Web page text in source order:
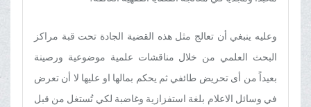
وعلیه ینبغي أن تعالج مثل هذه القضیة الجادة تحت قبة مراکز
البحث العلمي من خلال مناقشات علمیة موضوعیة ورصینة
بعیداً من أی تحریض طائفي ثم یحکم بمالها او علیها لا أن تعرض
في وسائل الاعلام بلغة استفزازیة وغاضبة لکي تُستغل من قبل